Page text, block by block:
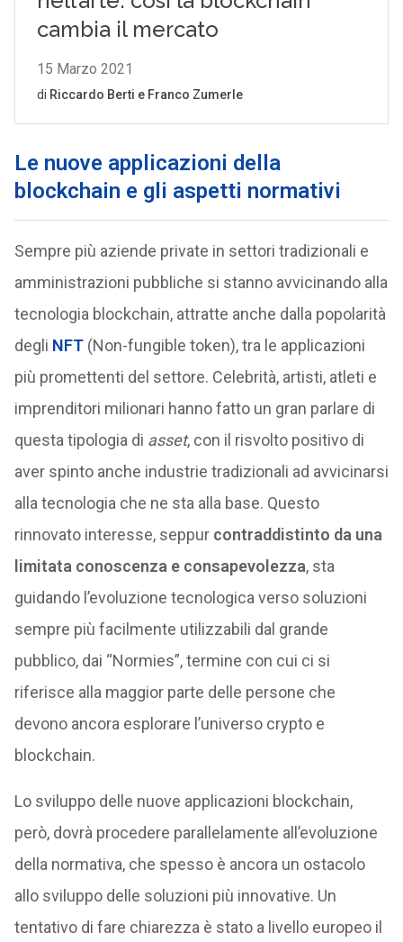
Le nuove applicazioni della
blockchain e gli aspetti normativi
Sempre più aziende private in settori tradizionali e
amministrazioni pubbliche si stanno avvicinando alla
tecnologia blockchain, attratte anche dalla popolarità
degli NFT (Non-fungible token), tra le applicazioni
più promettenti del settore. Celebrità, artisti, atleti e
imprenditori milionari hanno fatto un gran parlare di
questa tipologia di asset, con il risvolto positivo di
aver spinto anche industrie tradizionali ad avvicinarsi
alla tecnologia che ne sta alla base. Questo
rinnovato interesse, seppur contraddistinto da una
limitata conoscenza e consapevolezza, sta
guidando l’evoluzione tecnologica verso soluzioni
sempre più facilmente utilizzabili dal grande
pubblico, dai “Normies”, termine con cui ci si
riferisce alla maggior parte delle persone che
devono ancora esplorare l’universo crypto e
blockchain.
Lo sviluppo delle nuove applicazioni blockchain,
però, dovrà procedere parallelamente all’evoluzione
della normativa, che spesso è ancora un ostacolo
allo sviluppo delle soluzioni più innovative. Un
tentativo di fare chiarezza è stato a livello europeo il